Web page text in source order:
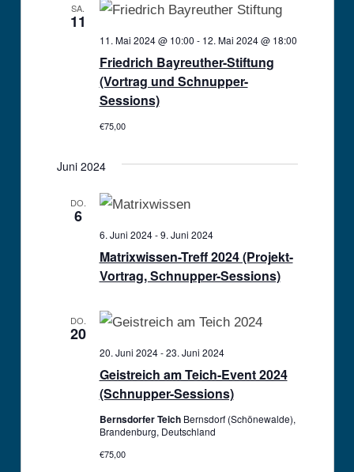
SA.
11
Friedrich Bayreuther-Stiftung
(Vortrag und Schnupper-
Sessions)
11. Mai 2024 @ 10:00 - 12. Mai 2024 @ 18:00
€75,00
Juni 2024
DO.
6
Matrixwissen-Treff 2024 (Projekt-
Vortrag, Schnupper-Sessions)
6. Juni 2024-9. Juni 2024
DO.
20
Geistreich am Teich-Event 2024
(Schnupper-Sessions)
20. Juni 2024-23. Juni 2024
Bernsdorfer Teich Bernsdorf (Schönewalde),
Brandenburg, Deutschland
€75,00